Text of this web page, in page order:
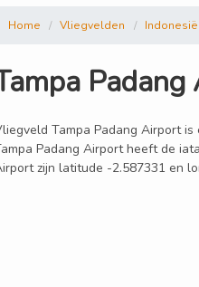
Home Vliegvelden Indonesië
Tampa Padang Airport
Padang Airport heeft de
zijn latitude -2.587331 en